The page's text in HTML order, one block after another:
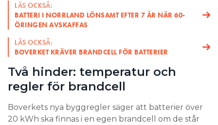
LÄS OCKSÅ:
BATTERI I NORRLAND LÖNSAMT EFTER 7 ÅR NÄR 60-
ÖRINGEN AVSKAFFAS
LÄS OCKSÅ:
BOVERKET KRÄVER BRANDCELL FÖR BATTERIER
Två hinder: temperatur och
regler för brandcell
Boverkets nya byggregler säger att batterier över
20 kWh ska finnas i en egen brandcell om de står